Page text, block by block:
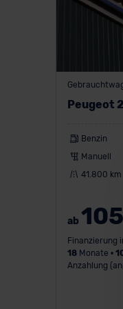
Peugeot
Benzin
Manuell
41.800 km
ab
Finanzierung
18Monate •
Anzahlung